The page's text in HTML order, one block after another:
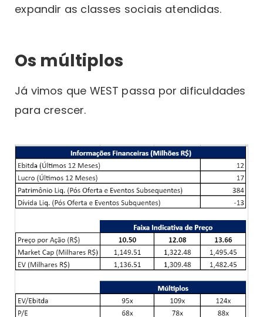
expandir as classes sociais atendidas.
Os múltiplos
Já vimos que WEST passa por dificuldades
para crescer.